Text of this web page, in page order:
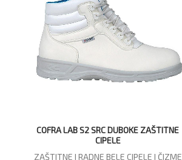
COFRA LAB S2 SRC DUBOKE ZAŠTITNE
CIPELE
ZAŠTITNE I RADNE BELE CIPELE I ČIZME